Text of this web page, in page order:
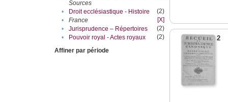
Sources
• Droit ecclésiastique - Histoire
(2)
•
France
[X]
•
Jurisprudence – Répertoires
(2)
•
Pouvoir royal - Actes royaux
(2)
Affiner par période
2